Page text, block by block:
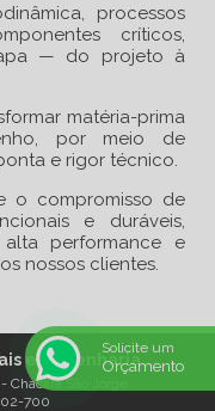
processos
críticos,
— do projeto à
matéria-prima
por meio de
e rigor técnico.
o compromisso de
e duráveis,
performance e
nossos clientes.
e Engenharia
São Jorge
700
Solicite um
Orçamento